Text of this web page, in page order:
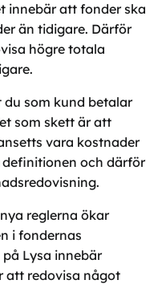
innebär att fonder ska
än tidigare. Därför
högre totala
som kund betalar
som skett är att
vara kostnader
och därför
reglerna ökar
i fondernas
Lysa innebär
att redovisa något